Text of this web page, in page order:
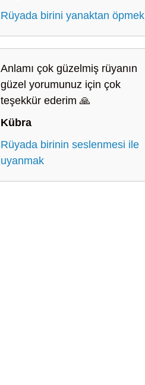
Rüyada birini yanaktan öpmek
Anlamı çok güzelmiş rüyanın
güzel yorumunuz için çok
teşekkür ederim 🙏
Kübra
Rüyada birinin seslenmesi ile
uyanmak